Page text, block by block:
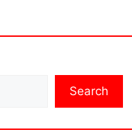
Search